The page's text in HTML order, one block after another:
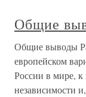
Общие
Общие выводы
европейском
России в мире, к
независимости